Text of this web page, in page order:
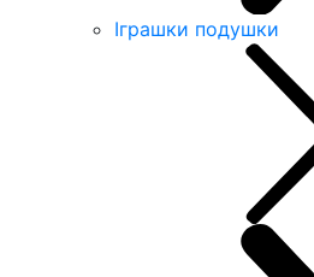
Іграшки подушки